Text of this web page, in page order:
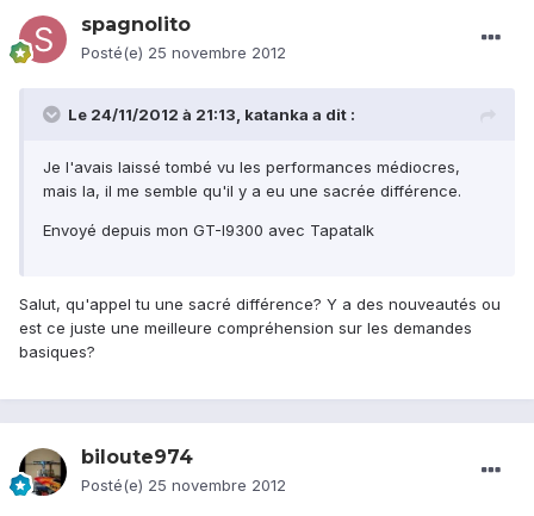
spagnolito
Posté(e) 25 novembre 2012
Le 24/11/2012 à 21:13, katanka a dit :
Je l'avais laissé tombé vu les performances médiocres,
mais la, il me semble qu'il y a eu une sacrée différence.
Envoyé depuis mon GT-I9300 avec Tapatalk
Salut, qu'appel tu une sacré différence? Y a des nouveautés ou
est ce juste une meilleure compréhension sur les demandes
basiques?
biloute974
Posté(e) 25 novembre 2012